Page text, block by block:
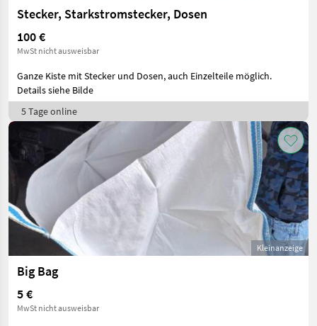
Stecker, Starkstromstecker, Dosen
100 €
MwSt nicht ausweisbar
Ganze Kiste mit Stecker und Dosen, auch Einzelteile möglich.
Details siehe Bilde
5 Tage online
Kleinanzeige
Big Bag
5 €
MwSt nicht ausweisbar